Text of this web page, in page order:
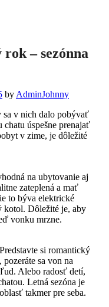
– sezónna
by AdminJohnny
sa v nich dalo pobývať
úspešne prenajať
v zime, je dôležité
na ubytovanie aj
zateplená a mať
to býva elektrické
kotol. Dôležité je, aby
vonku mrzne.
si romantický
sa von na
Alebo radosť detí,
Letná sezóna je
takmer pre seba.